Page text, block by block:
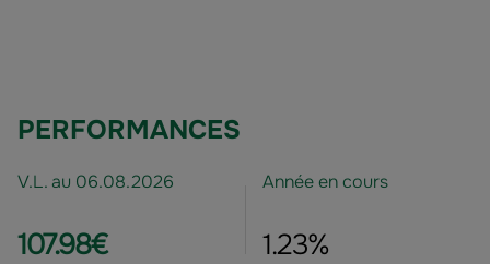
PERFORMANCES
V.L. au 06.08.2026
107.98€
Année en cours
1.23%